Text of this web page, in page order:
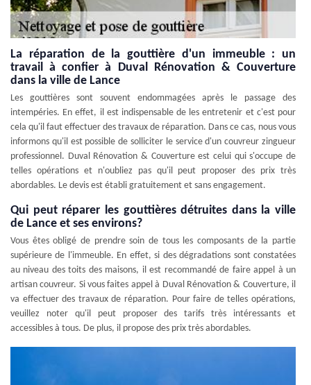
La réparation de la gouttière d'un immeuble : un
travail à confier à Duval Rénovation & Couverture
dans la ville de Lance
Les gouttières sont souvent endommagées après le passage des
intempéries. En effet, il est indispensable de les entretenir et c'est pour
cela qu'il faut effectuer des travaux de réparation. Dans ce cas, nous vous
informons qu'il est possible de solliciter le service d'un couvreur zingueur
professionnel. Duval Rénovation & Couverture est celui qui s'occupe de
telles opérations et n'oubliez pas qu'il peut proposer des prix très
abordables. Le devis est établi gratuitement et sans engagement.
Qui peut réparer les gouttières détruites dans la ville
de Lance et ses environs?
Vous êtes obligé de prendre soin de tous les composants de la partie
supérieure de l'immeuble. En effet, si des dégradations sont constatées
au niveau des toits des maisons, il est recommandé de faire appel à un
artisan couvreur. Si vous faites appel à Duval Rénovation & Couverture, il
va effectuer des travaux de réparation. Pour faire de telles opérations,
veuillez noter qu'il peut proposer des tarifs très intéressants et
accessibles à tous. De plus, il propose des prix très abordables.